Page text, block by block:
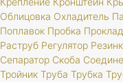
Облицовка Охладитель
Поплавок Пробка
Раструб Регулятор
Сепаратор Скоба
Тройник Труба Трубка